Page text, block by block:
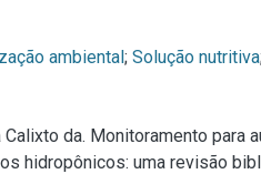
ambiental; Solução nutritiva
Calixto da. Monitoramento para
hidropônicos: uma revisão